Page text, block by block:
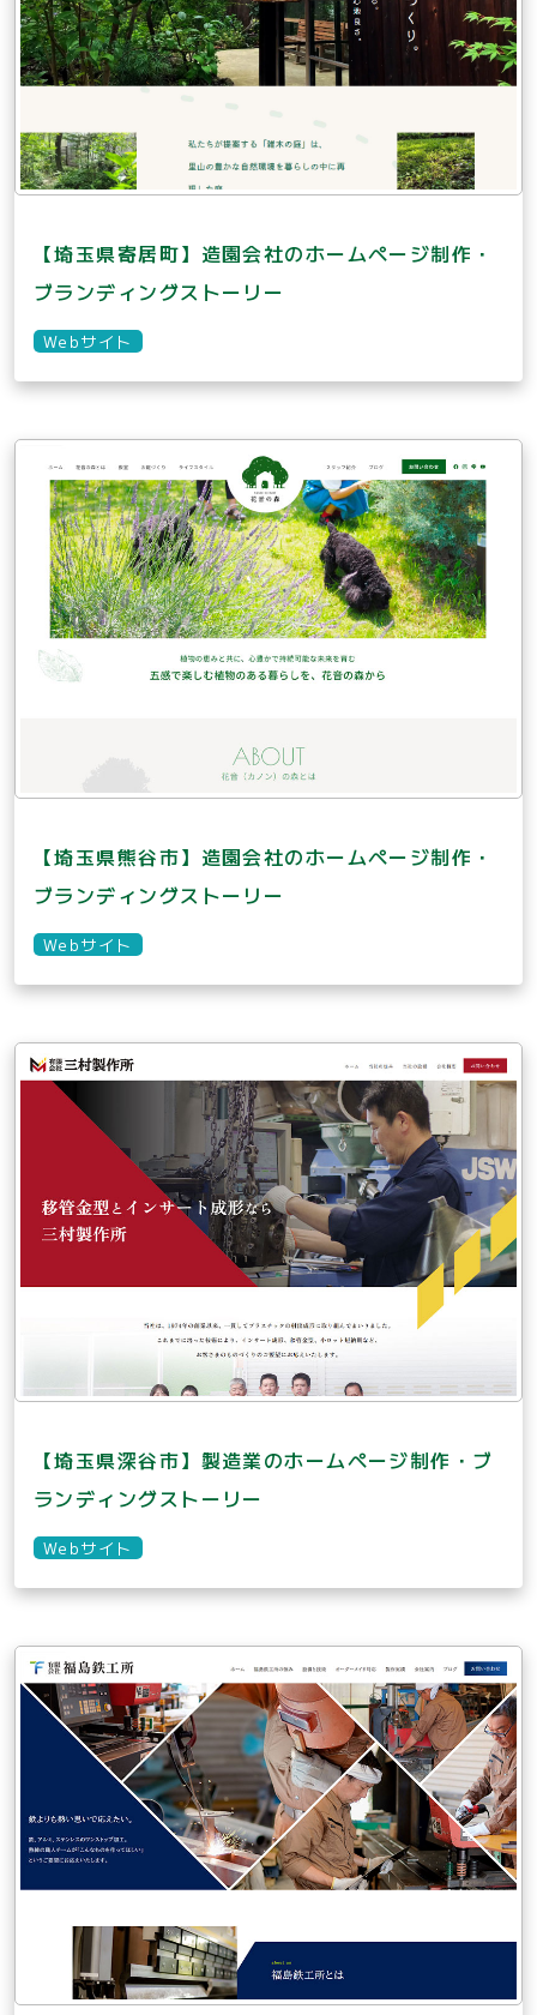
【埼玉県寄居町】造園会社のホームページ制作・
ブランディングストーリー
Webサイト
【埼玉県熊谷市】造園会社のホームページ制作・
ブランディングストーリー
Webサイト
【埼玉県深谷市】製造業のホームページ制作・ブ
ランディングストーリー
Webサイト